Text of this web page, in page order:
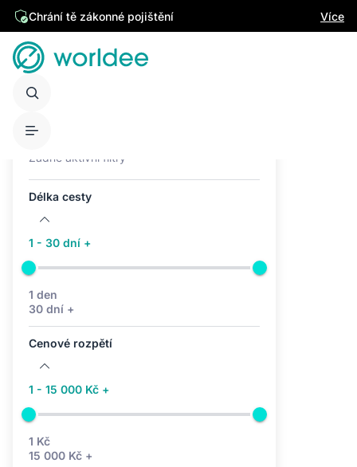
Chrání tě zákonné pojištění Více
Žádné aktivní filtry
Délka cesty
1 - 30 dní +
1 den
30 dní +
Cenové rozpětí
1 - 15 000 Kč +
1 Kč
15 000 Kč +